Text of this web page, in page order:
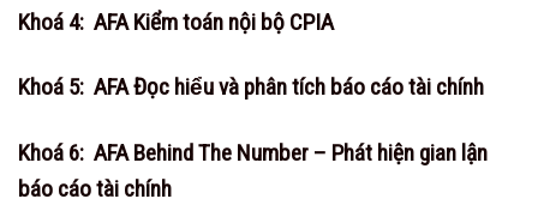
Khoá 4: AFA Kiểm toán nội bộ CPIA
Khoá 5: AFA Đọc hiểu và phân tích báo cáo tài chính
Khoá 6: AFA Behind The Number – Phát hiện gian lận
báo cáo tài chính